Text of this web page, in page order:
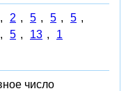
, 2 , 5 , 5 , 5 ,
, 5 , 13 , 1
число